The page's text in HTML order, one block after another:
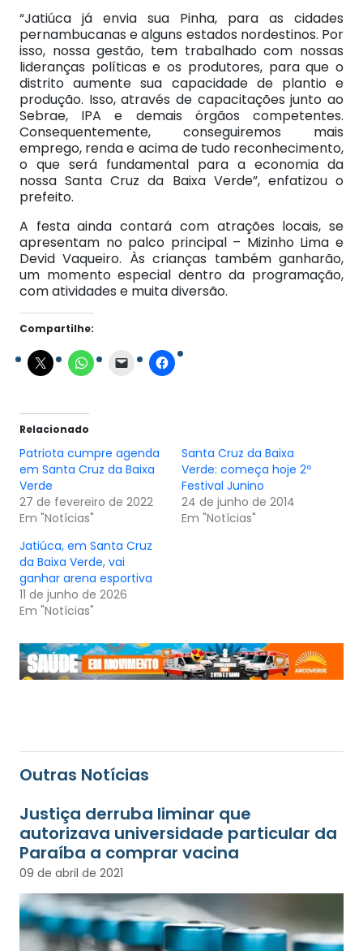
“Jatiúca já envia sua Pinha, para as cidades
pernambucanas e alguns estados nordestinos. Por
isso, nossa gestão, tem trabalhado com nossas
lideranças políticas e os produtores, para que o
distrito aumente sua capacidade de plantio e
produção. Isso, através de capacitações junto ao
Sebrae, IPA e demais órgãos competentes.
Consequentemente, conseguiremos mais
emprego, renda e acima de tudo reconhecimento,
o que será fundamental para a economia da
nossa Santa Cruz da Baixa Verde”, enfatizou o
prefeito.
A festa ainda contará com atrações locais, se
apresentam no palco principal – Mizinho Lima e
Devid Vaqueiro. Às crianças também ganharão,
um momento especial dentro da programação,
com atividades e muita diversão.
Compartilhe:
Relacionado
Patriota cumpre agenda
em Santa Cruz da Baixa
Verde
27 de fevereiro de 2022
Em "Notícias"
Santa Cruz da Baixa
Verde: começa hoje 2º
Festival Junino
24 de junho de 2014
Em "Notícias"
Jatiúca, em Santa Cruz
da Baixa Verde, vai
ganhar arena esportiva
11 de junho de 2026
Em "Notícias"
Outras Notícias
Justiça derruba liminar que
autorizava universidade particular da
Paraíba a comprar vacina
09 de abril de 2021